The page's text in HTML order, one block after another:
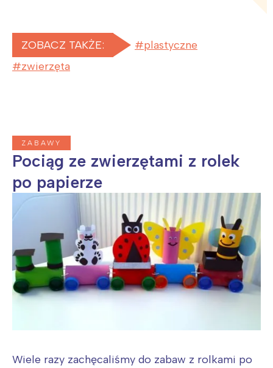
ZOBACZ TAKŻE:
plastyczne
zwierzęta
ZABAWY
Pociąg ze zwierzętami z rolek
po papierze
Wiele razy zachęcaliśmy do zabaw z rolkami po